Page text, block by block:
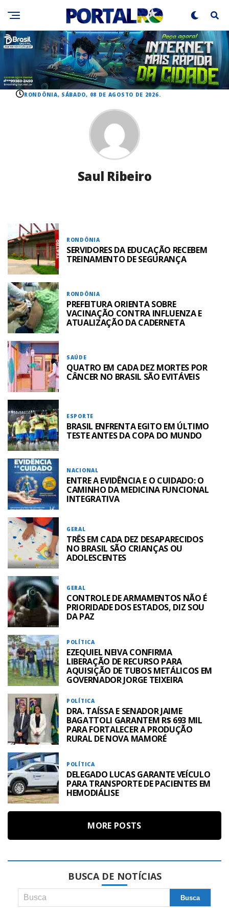
RONDÔNIA, SÁBADO, 08 DE AGOSTO DE 2026.
Saul Ribeiro
RONDÔNIA
SERVIDORES DA EDUCAÇÃO RECEBEM
TREINAMENTO DE SEGURANÇA
RONDÔNIA
PREFEITURA ORIENTA SOBRE
VACINAÇÃO CONTRA INFLUENZA E
ATUALIZAÇÃO DA CADERNETA
SAÚDE
QUATRO EM CADA DEZ MORTES POR
CÂNCER NO BRASIL SÃO EVITÁVEIS
ESPORTE
BRASIL ENFRENTA EGITO EM ÚLTIMO
TESTE ANTES DA COPA DO MUNDO
NACIONAL
ENTRE A EVIDÊNCIA E O CUIDADO: O
CAMINHO DA MEDICINA FUNCIONAL
INTEGRATIVA
GERAL
TRÊS EM CADA DEZ DESAPARECIDOS
NO BRASIL SÃO CRIANÇAS OU
ADOLESCENTES
GERAL
CONTROLE DE ARMAMENTOS NÃO É
PRIORIDADE DOS ESTADOS, DIZ SOU
DA PAZ
POLÍTICA
EZEQUIEL NEIVA CONFIRMA
LIBERAÇÃO DE RECURSO PARA
AQUISIÇÃO DE TUBOS METÁLICOS EM
GOVERNADOR JORGE TEIXEIRA
POLÍTICA
DRA. TAÍSSA E SENADOR JAIME
BAGATTOLI GARANTEM R$ 693 MIL
PARA FORTALECER A PRODUÇÃO
RURAL DE NOVA MAMORÉ
POLÍTICA
DELEGADO LUCAS GARANTE VEÍCULO
PARA TRANSPORTE DE PACIENTES EM
HEMODIÁLISE
MORE POSTS
BUSCA DE NOTÍCIAS